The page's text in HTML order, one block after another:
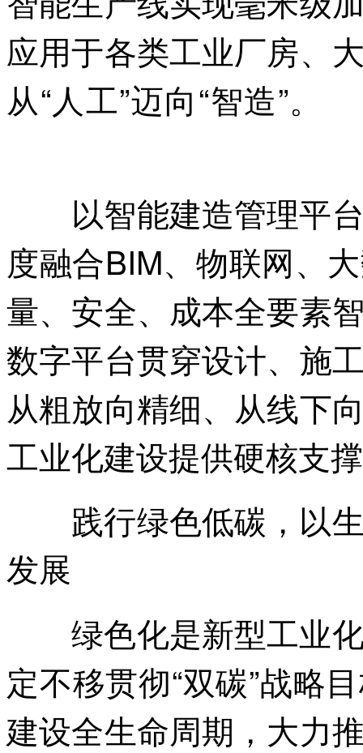
应用于各类工业厂房、
从“人工”迈向“智造”。
以智能建造管理平台
度融合BIM、物联网、
量、安全、成本全要素
数字平台贯穿设计、施
从粗放向精细、从线下
工业化建设提供硬核支
践行绿色低碳，以生
发展
绿色化是新型工业化
定不移贯彻“双碳”战略
建设全生命周期，大力